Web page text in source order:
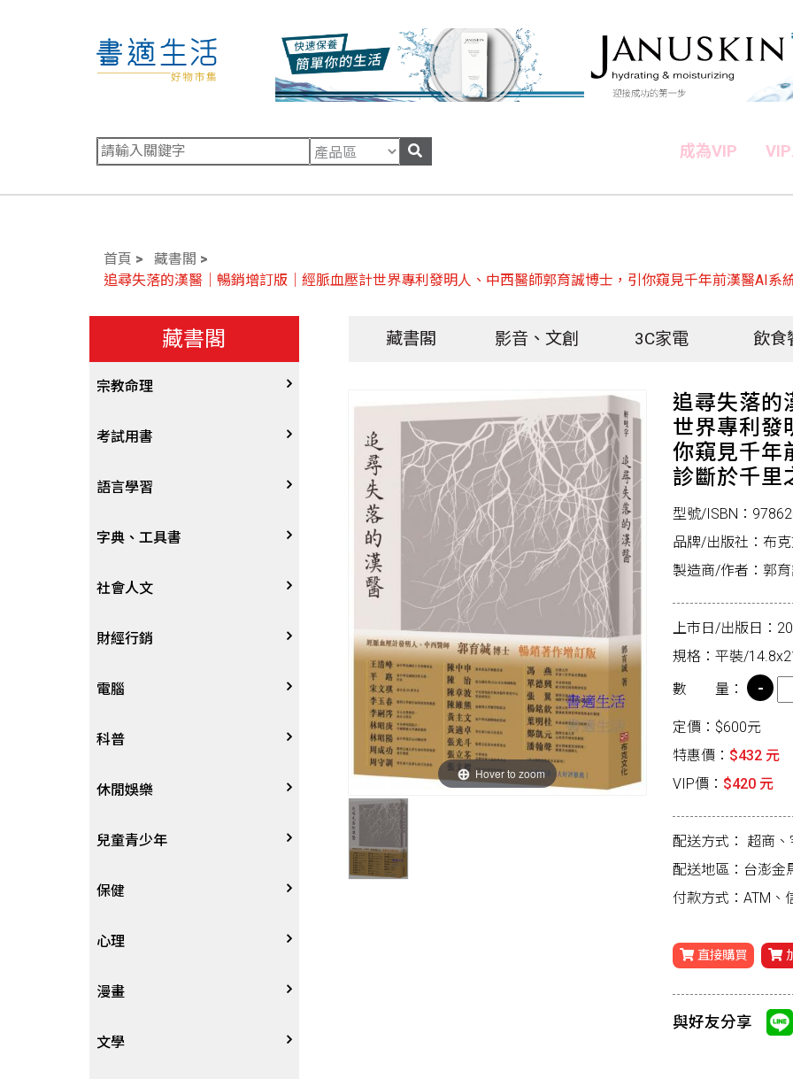
成為VIP
首頁
藏書閣
追尋失落的漢醫｜暢銷增訂版｜經脈血壓計世界專利發明人、中西醫師郭育誠博士，引你窺見千年前漢醫AI系
藏書閣
宗教命理
宗教
星象星座命理
考試用書
四技二專大學
國考、檢定
留學考試
學習法/考試方法
國中小參考書
語言學習
英語/美語
日語
韓語
歐語
東南亞語
閩南語/台語
其他語言
中文
字典、工具書
字辭典
百科、圖鑑
地圖集
其他工具書
社會人文
社會學、人文思想
法律
政治
軍事
哲學
歷史地理
歷史人物傳記
兩岸國際
財經行銷
行銷廣告
談判溝通
電子商務&趨勢
生涯規劃
經營管理、成功學
商學、經濟學
投資理財
人物傳記
電腦
軟體
硬體
技能檢定
電玩攻略
其他
科普
大自然動植物
天文地理
物理化學
科普
數學
航空
休閒娛樂
體育運動
音樂、樂譜
繪畫/書法
攝影
電影
兒童青少年
0~3歲
4~8歲
8~12歲
12~18歲
保健
家庭、親子
疾病養生
醫療人文
心理
心理學
勵志成長
漫畫
漫畫
文學
藏書閣 影音、文創 3C家電 飲食
Hover to zoom
追尋失落的
世界專利發
你窺見千年
診斷於千里
型號/ISBN：
品牌/出版社：布
製造商/作者：郭
上市日/出版日：
規格：平裝/
數 量：
定價：$600元
特惠價： $432 元
VIP價： $420 元
配送方式： 超商、
配送地區：台澎金
付款方式：ATM、
直接購買
與好友分享